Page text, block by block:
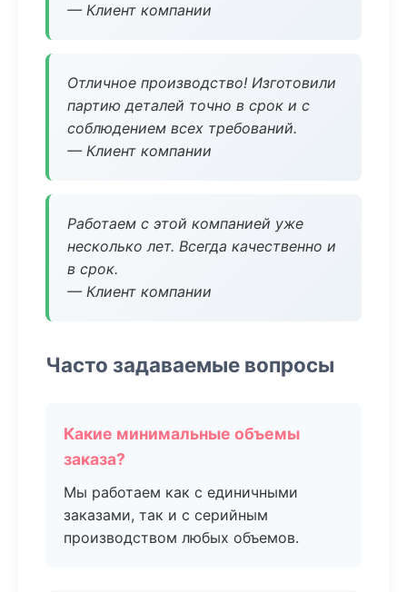
— Клиент компании
Отличное производство! Изготовили
партию деталей точно в срок и с
соблюдением всех требований.
— Клиент компании
Работаем с этой компанией уже
несколько лет. Всегда качественно и
в срок.
— Клиент компании
Часто задаваемые вопросы
Какие минимальные объемы
заказа?
Мы работаем как с единичными
заказами, так и с серийным
производством любых объемов.